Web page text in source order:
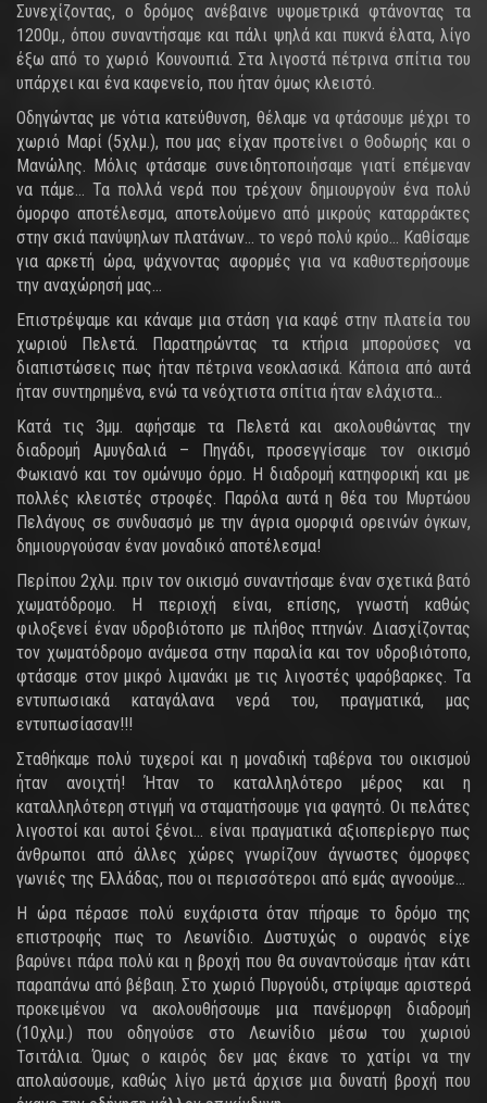
Συνεχίζοντας, ο δρόμος ανέβαινε υψομετρικά φτάνοντας τα
1200μ., όπου συναντήσαμε και πάλι ψηλά και πυκνά έλατα, λίγο
έξω από το χωριό Κουνουπιά. Στα λιγοστά πέτρινα σπίτια του
υπάρχει και ένα καφενείο, που ήταν όμως κλειστό.
Οδηγώντας με νότια κατεύθυνση, θέλαμε να φτάσουμε μέχρι το
χωριό Μαρί (5χλμ.), που μας είχαν προτείνει ο Θοδωρής και ο
Μανώλης. Μόλις φτάσαμε συνειδητοποιήσαμε γιατί επέμεναν
να πάμε… Τα πολλά νερά που τρέχουν δημιουργούν ένα πολύ
όμορφο αποτέλεσμα, αποτελούμενο από μικρούς καταρράκτες
στην σκιά πανύψηλων πλατάνων… το νερό πολύ κρύο… Καθίσαμε
για αρκετή ώρα, ψάχνοντας αφορμές για να καθυστερήσουμε
την αναχώρησή μας…
Επιστρέψαμε και κάναμε μια στάση για καφέ στην πλατεία του
χωριού Πελετά. Παρατηρώντας τα κτήρια μπορούσες να
διαπιστώσεις πως ήταν πέτρινα νεοκλασικά. Κάποια από αυτά
ήταν συντηρημένα, ενώ τα νεόχτιστα σπίτια ήταν ελάχιστα…
Κατά τις 3μμ. αφήσαμε τα Πελετά και ακολουθώντας την
διαδρομή Αμυγδαλιά – Πηγάδι, προσεγγίσαμε τον οικισμό
Φωκιανό και τον ομώνυμο όρμο. Η διαδρομή κατηφορική και με
πολλές κλειστές στροφές. Παρόλα αυτά η θέα του Μυρτώου
Πελάγους σε συνδυασμό με την άγρια ομορφιά ορεινών όγκων,
δημιουργούσαν έναν μοναδικό αποτέλεσμα!
Περίπου 2χλμ. πριν τον οικισμό συναντήσαμε έναν σχετικά βατό
χωματόδρομο. Η περιοχή είναι, επίσης, γνωστή καθώς
φιλοξενεί έναν υδροβιότοπο με πλήθος πτηνών. Διασχίζοντας
τον χωματόδρομο ανάμεσα στην παραλία και τον υδροβιότοπο,
φτάσαμε στον μικρό λιμανάκι με τις λιγοστές ψαρόβαρκες. Τα
εντυπωσιακά καταγάλανα νερά του, πραγματικά, μας
εντυπωσίασαν!!!
Σταθήκαμε πολύ τυχεροί και η μοναδική ταβέρνα του οικισμού
ήταν ανοιχτή! Ήταν το καταλληλότερο μέρος και η
καταλληλότερη στιγμή να σταματήσουμε για φαγητό. Οι πελάτες
λιγοστοί και αυτοί ξένοι… είναι πραγματικά αξιοπερίεργο πως
άνθρωποι από άλλες χώρες γνωρίζουν άγνωστες όμορφες
γωνιές της Ελλάδας, που οι περισσότεροι από εμάς αγνοούμε…
Η ώρα πέρασε πολύ ευχάριστα όταν πήραμε το δρόμο της
επιστροφής πως το Λεωνίδιο. Δυστυχώς ο ουρανός είχε
βαρύνει πάρα πολύ και η βροχή που θα συναντούσαμε ήταν κάτι
παραπάνω από βέβαιη. Στο χωριό Πυργούδι, στρίψαμε αριστερά
προκειμένου να ακολουθήσουμε μια πανέμορφη διαδρομή
(10χλμ.) που οδηγούσε στο Λεωνίδιο μέσω του χωριού
Τσιτάλια. Όμως ο καιρός δεν μας έκανε το χατίρι να την
απολαύσουμε, καθώς λίγο μετά άρχισε μια δυνατή βροχή που